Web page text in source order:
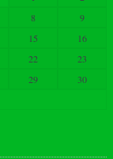
8
9
15
16
22
23
29
30